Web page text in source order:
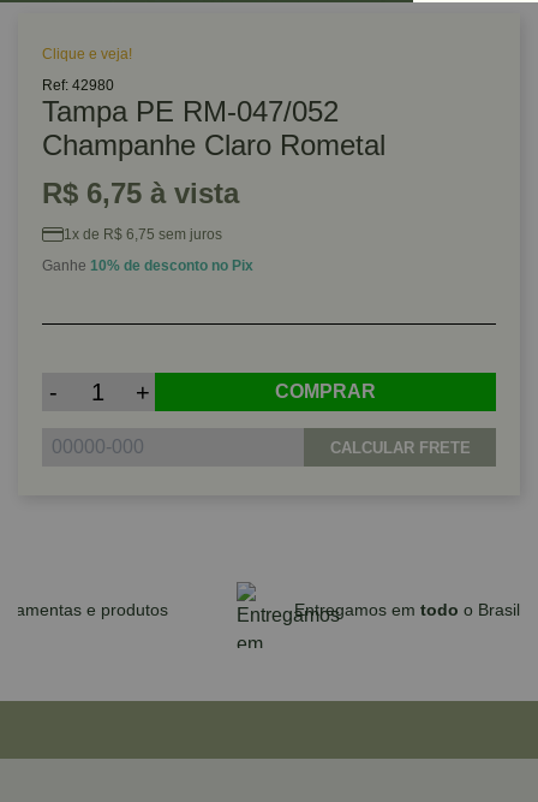
Clique e veja!
Ref: 42980
Tampa PE RM-047/052
Champanhe Claro Rometal
R$ 6,75 à vista
1x de R$ 6,75 sem juros
Ganhe 10% de desconto no Pix
- + COMPRAR
CALCULAR FRETE
Parcele em até 10x sem juros no cartão
para compras acima de R$590,00